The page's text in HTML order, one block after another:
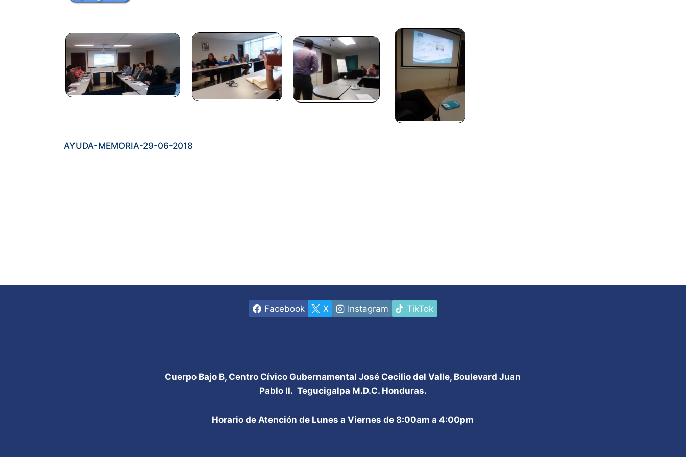
AYUDA-MEMORIA-29-06-2018
Facebook X Instagram TikTok
Cuerpo Bajo B, Centro Cívico Gubernamental José Cecilio del Valle, Boulevard Juan
Pablo II. Tegucigalpa M.D.C. Honduras.
Horario de Atención de Lunes a Viernes de 8:00am a 4:00pm